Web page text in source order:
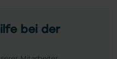
bei der